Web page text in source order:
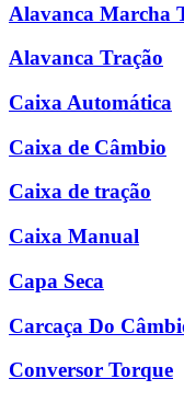
Alavanca Marcha
Alavanca Tração
Caixa Automática
Caixa de Câmbio
Caixa de tração
Caixa Manual
Capa Seca
Carcaça Do
Conversor Torque